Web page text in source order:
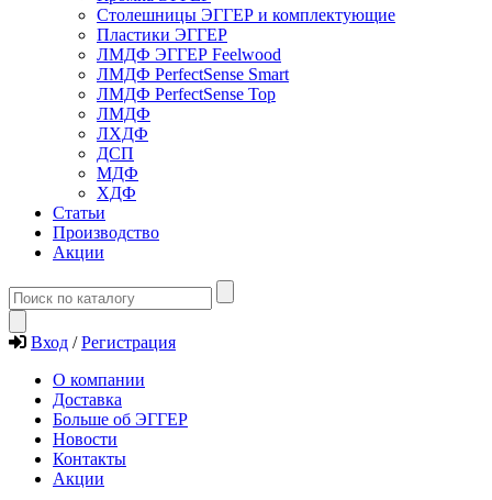
Столешницы ЭГГЕР и комплектующие
Пластики ЭГГЕР
ЛМДФ ЭГГЕР Feelwood
ЛМДФ PerfectSense Smart
ЛМДФ PerfectSense Top
ЛМДФ
ЛХДФ
ДСП
МДФ
ХДФ
Статьи
Производство
Акции
Вход / Регистрация
О компании
Доставка
Больше об ЭГГЕР
Новости
Контакты
Акции